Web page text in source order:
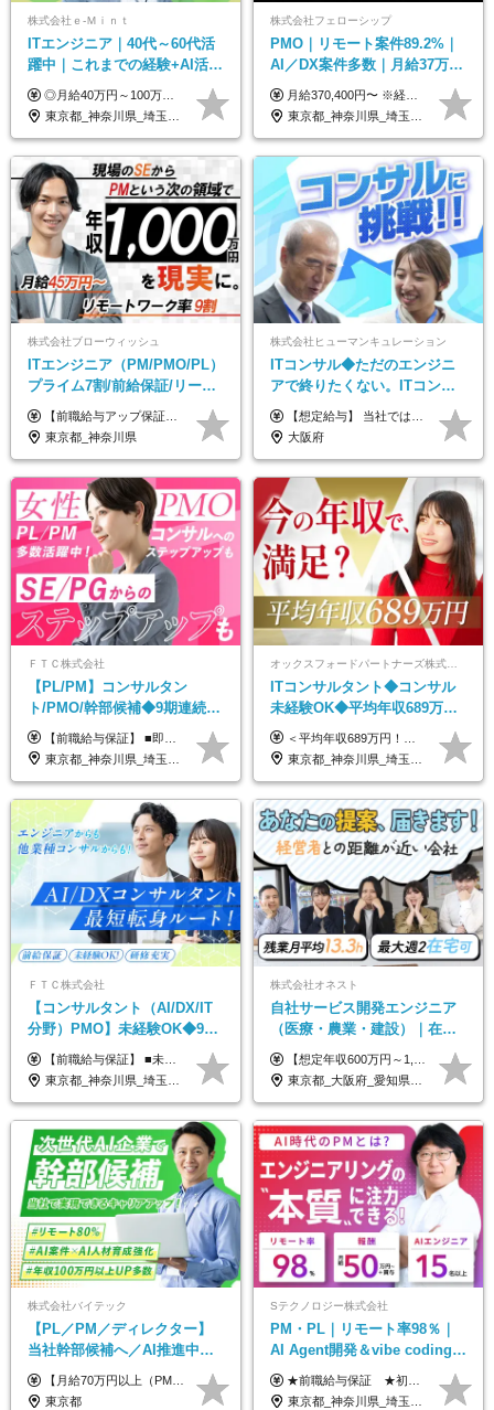
株式会社ｅ‐Ｍｉｎｔ
ITエンジニア｜40代～60代活
躍中｜これまでの経験+AI活用
でスキルアップを支援｜残業
月10h｜副業OK
◎月給40万円～100万円＋インセンティブ＋各種手当 ・年収120万〜300万円UPの実績も！ ・平均年収UP率は1.1～1.3倍 ・案件単価100%公開 × 単価連動の給与制度 ・能力等を考慮の上、決定いたします ※試用期間6ヵ月あり（待遇の変更はありません） ※固定残業代（月20～30時間・3万円～8万円）を含みます 《具体的には...》 ・案件単価65万円⇒年収約500万円 ・案件単価80万円⇒年収約600万円 ・案件単価120万円⇒年収約900万円 ＼ AIで生産性5倍になり給与UP ／ ◇案件単価100%公開 × 単価連動の給与制度 ◇年収120万〜300万UPの実績あり 「単価が上がれば、その分しっかり報われる」 そんなシンプルで納得できる評価制度です。 ⚫️年収300万円アップの実績も 参画する案件の単価を全て公開。 給与は単価に連動しているため納得感持って働くことが可能です。 過去には転職しただけで300万円以上アップした方もいます。 現場でAIを活用して成果を出して単価アップにつながったケースが多数！ ・AIツール利用料金全額負担 ・資格取得補助 ・月給保証制度 ・各種手当
東京都_神奈川県_埼玉県_千葉県_大阪府_愛知県_北海道_青森県_岩手県_宮城県_秋田県_山形県_福島県_茨城県_栃木県_群馬県_新潟県_山梨県_長野県_富山県_石川県_福井県_静岡県_岐阜県_三重県_兵庫県_京都府_滋賀県_奈良県_和歌山県_広島県_岡山県_鳥取県_島根県_山口県_徳島県_香川県_愛媛県_高知県_福岡県_熊本県_佐賀県_長崎県_大分県_宮崎県_鹿児島県_沖縄県
株式会社フェローシップ
PMO｜リモート案件89.2%｜
AI／DX案件多数｜月給37万円
～｜300万円の年収UP事例有
｜PMO経験不問
月給370,400円〜 ※経験やスキルを考慮し、決定いたします ※上記金額には固定残業代（30時間分/70,400円～）を含みます。超過分は別途全額支給いたします ※試用期間6カ月あり（期間中の給与・待遇に差異はありません） ★想定年収4,444,800円～ ★50万円～300万円の年収UP事例があります！
東京都_神奈川県_埼玉県_千葉県
株式会社ブローウィッシュ
ITエンジニア（PM/PMO/PL）
プライム7割/前給保証/リーダ
ー経験不問/30、40代活躍中/
リモート9割
【前職給与アップ保証あり！ゆくゆくは年収800万以上も可能】 月給45万円～＋インセンティブ ※経験や適性を考慮の上、相談し決定します ※上記には固定残業代（20時間分/4万円～）が含まれます ※20時間を超過した場合は別途全額支給します ※試用期間（3ヶ月間）あり。給与・待遇に差異はございません それはより高度な案件にアサイン＆ 還元率が平均より高めのため、 これまでの給与から大幅にアップする人もいます。
東京都_神奈川県
株式会社ヒューマンキュレーション
ITコンサル◆ただのエンジニ
アで終りたくない。ITコンサ
ル・PMに挑戦出来る！成長中
の次世代IT企業
【想定給与】 当社では、すべてのプロジェクトで受注単価を完全開示。 給与はその単価に連動し、還元率は80％以上を保証しています。 経験・スキル・貢献度に応じて報酬を正当に評価し、前職年収の保証も行っています。 ■正社員 月給35万円以上＋賞与年2回（みなし残業20h分含む） ◇試用期間は3ヶ月（期間中の待遇に変更なし） ◇みなし残業は案件先によって異なります。詳細は面談にてご説明致します。 ※経験・スキルを考慮し優遇 年収例： ・29歳女性／年収700万円（開発→上流転向） ・38歳男性／年収1,100万円（PMO・マネジメント） ・47歳男性／年収1,300万円（ITコンサル・高裁量案件）
大阪府
ＦＴＣ株式会社
【PL/PM】コンサルタン
ト/PMO/幹部候補◆9期連続大
幅増益！10期目の成長＋安定
性【前給保証】
【前職給与保証】 ■即戦力（経験目安5年以上）： 月給45万円～80万円 ■経験者（経験目安3年以上）： 月給40万円～60万円 ■ローキャリア（経験目安1年程度）： 月給35万円～40万円 ■未経験者： 月給30万円～35万円 ※上記金額には固定残業代30時間分 【未経験者5万5000円～7万3000円、 ローキャリア6万4000円～7万3000円、 経験者5万8000円～10万9000円、 即戦力8万2000円～14万5000円】を含みます。 ※30時間を超える場合は追加で全額支給します。 ※経験・能力・前職給与などを総合的に評価したうえでご納得いただけるよう個別決定。 未経験者の場合、前職給与とポテンシャルを査定のうえ決定いたします。 ※日本国内でのIT業界経験、または同等の実務経験と能力に応じて決定します。 ※前職給与は日本円かつ、日本国内での実績に基づき評価します。 【納得の評価システム】 ★クォーター毎に査定する評価制度導入！ 明確な評価基準で翌年度年収を上げましょう！ ★評価対象期間に在籍中のほとんどの社員が昇給し 年収アップを実現しています！ ★様々なインセンティブ制度を用意し多角的に正当評価しています！ ※試用期間6カ月（期間中の待遇等に差異なし）
東京都_神奈川県_埼玉県_千葉県
ITコンサルタント◆コンサル
未経験OK◆平均年収689万円
◆業界屈指の営業力でサポー
ト◆フルリモート可
＜平均年収689万円！！＞ ☆前給保証以上☆案件待機期間も給与保証あり☆ 月給40万円～150万円（固定残業代含む） ※経験や能力を考慮し決定します ※試用期間6ヶ月あり。条件や待遇に差異はありません ※上記には固定残業代（30時間分／7万6000円～）が含まれています。 ※超過分は時間外手当を別途支給。 【実際の給与例】 野原さん（35歳）※前職年収480万円 （Java／C#エンジニア ⇒ 業務系システム開発 ⇒ 要件定義・業務分析 ⇒ ITコンサル案件へ参画） ▼620万円（入社初年度） ・Web系業務システム開発（Java、C#） ・ 顧客折衝や開発チームとの調整 ・ 既存システムの改修・機能追加案件に従事 ▼780万円（入社2年目） ・ 金融機関向け業務系システムの要件定義・設計補助 ・ 開発チームと連携した業務分析・課題整理 ・小規模PMO支援案件への参画 ▼1,090万円（入社3年目） ・ 大手企業向けIT戦略・業務改革プロジェクトに参画 ・コンサルタントとして要件定義・業務改善提案・ベンダー調整を担当 ・ PMO／部分的PM業務も兼務し、上流工程での裁量を拡大
東京都_神奈川県_埼玉県_千葉県_大阪府_愛知県_北海道_青森県_岩手県_宮城県_秋田県_山形県_福島県_茨城県_栃木県_群馬県_新潟県_山梨県_長野県_富山県_石川県_福井県_静岡県_岐阜県_三重県_兵庫県_京都府_滋賀県_奈良県_和歌山県_広島県_岡山県_鳥取県_島根県_山口県_徳島県_香川県_愛媛県_高知県_福岡県_熊本県_佐賀県_長崎県_大分県_宮崎県_鹿児島県_沖縄県
ＦＴＣ株式会社
【コンサルタント（AI/DX/IT
分野）PMO】未経験OK◆9期
連続大幅増益！AI企業へ進化
中◆ポジション多数
【前職給与保証】 ■未経験者： 月給30万円～35万円 ■ローキャリア（経験目安1年程度）： 月給35万円～40万円 ■経験者（経験目安3年以上）： 月給40万円～60万円 ■即戦力（経験目安5年以上）： 月給45万円～80万円 ※上記金額には固定残業代30時間分 【未経験者5万5000円～7万3000円、 ローキャリア6万4000円～7万3000円、 経験者5万8000円～10万9000円、 即戦力8万2000円～14万5000円】を含みます。 ※30時間を超える場合は追加で全額支給します。 ※経験・能力・前職給与などを総合的に評価したうえでご納得いただけるよう個別決定。 未経験者の場合、前職給与とポテンシャルを査定のうえ決定いたします。 ※日本国内でのIT業界経験、または同等の実務経験と能力に応じて決定します。 ※前職給与は日本円かつ、日本国内での実績に基づき評価します。 【納得の評価システム】 ★クォーター毎に査定する評価制度導入！ 明確な評価基準で翌年度年収を上げましょう！ ★評価対象期間に在籍中のほとんどの社員が昇給し 年収アップを実現しています！ ★様々なインセンティブ制度を用意し多角的に正当評価しています！ ※試用期間6カ月（期間中の待遇等に差異なし）
東京都_神奈川県_埼玉県_千葉県
株式会社オネスト
自社サービス開発エンジニア
（医療・農業・建設）｜在宅
あり｜残業月平均13.3h｜年収
1000万可｜賞与年2回
【想定年収600万円～1,300万円】 ★賞与年2回＋勤務地手当＋残業手当（年平均残業時間にて算出）を含む ※基本給＋勤務地手当＋役職手当 ※勤務地手当：結婚の有無に関係なく、物価などの違いを考慮して全社員に支給されます 月給40万円～89万円 ＜各種手当＞ ■勤務地手当（東京2万円／月、大阪1万円／月、名古屋5000円／月） ■通勤手当（月額5万円まで） ■扶養手当（6,000円／扶養親族一人） ■役職手当（8,000円～15万円） ※残業代は1分単位で全額支給します ※経験やスキルを考慮し、当社規定により給与を決定します ※執行役員は年俸制となる場合があります
東京都_大阪府_愛知県_福岡県
株式会社バイテック
【PL／PM／ディレクター】
当社幹部候補へ／AI推進中！
目指せるAI人材／年収800万円
以上可／リモート80％
【月給70万円以上（PM）／想定年収840万円以上】 ★詳しくは下記をご参照ください！ ■SE/PL/テスト計画以降などの上流フェーズ 月給53万円以上 ※想定年収636万円以上 ■PM/ディレクター（管理職・幹部候補） 月給70万円以上 ※想定年収840万円以上 ※単価の変動により給与も随時更新（完全単価連動型） ※育成枠については個人の経験・能力を考慮し決定 ※超過勤務については別途残業手当を支給 【固定残業代について】 なし（残業代は、実際の労働時間に応じて別途全額支給）
東京都
Sテクノロジー株式会社
PM・PL｜リモート率98％｜
AI Agent開発＆vibe coding｜
AIエンジニアチームをリード
★前職給与保証 ★初年度年収700～800万円も可能 月給50万円～90万円＋賞与年2回＋各種手当 ◎スキルや経験などを考慮。前職から給与アップをお約束します！ ◎上記月給には固定残業代30時間分(95000円～)を含みます。超過した場合は追加支給します ◎試用期間は6ヵ月あり。その間の給与・待遇に差異はありません
東京都_神奈川県_埼玉県_千葉県_大阪府_愛知県_北海道_青森県_岩手県_宮城県_秋田県_山形県_福島県_茨城県_栃木県_群馬県_新潟県_山梨県_長野県_富山県_石川県_福井県_静岡県_岐阜県_三重県_兵庫県_京都府_滋賀県_奈良県_和歌山県_広島県_岡山県_鳥取県_島根県_山口県_徳島県_香川県_愛媛県_高知県_福岡県_熊本県_佐賀県_長崎県_大分県_宮崎県_鹿児島県_沖縄県